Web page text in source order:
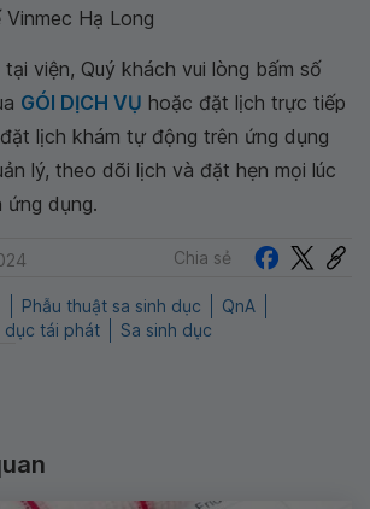
Hạ Long
viện, Quý khách vui lòng bấm số
GÓI DỊCH VỤ hoặc đặt lịch trực tiếp
lịch khám tự động trên ứng dụng
lý, theo dõi lịch và đặt hẹn mọi lúc
ứng dụng.
Chia sẻ
Phẫu thuật sa sinh dục
QnA
dục tái phát Sa sinh dục